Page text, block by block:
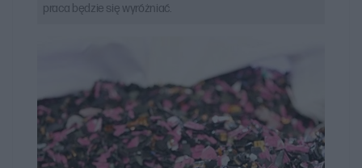
praca będzie się wyróżniać.